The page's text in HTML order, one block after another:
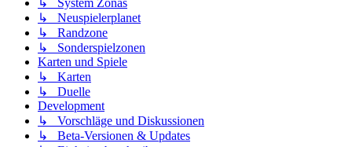
↳ System Zonas
↳ Neuspielerplanet
↳ Randzone
↳ Sonderspielzonen
Karten und Spiele
↳ Karten
↳ Duelle
Development
↳ Vorschläge und Diskussionen
↳ Beta-Versionen & Updates